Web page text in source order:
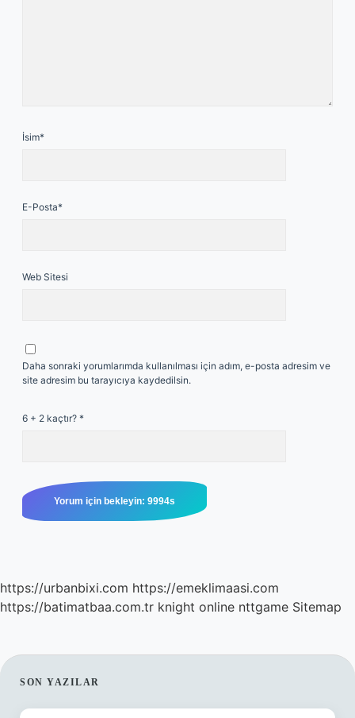
İsim*
E-Posta*
Web Sitesi
Daha sonraki yorumlarımda kullanılması için adım, e-posta adresim ve
site adresim bu tarayıcıya kaydedilsin.
6 + 2 kaçtır? *
https://urbanbixi.com https://emeklimaasi.com
https://batimatbaa.com.tr knight online nttgame Sitemap
SIDEBAR
SON YAZILAR